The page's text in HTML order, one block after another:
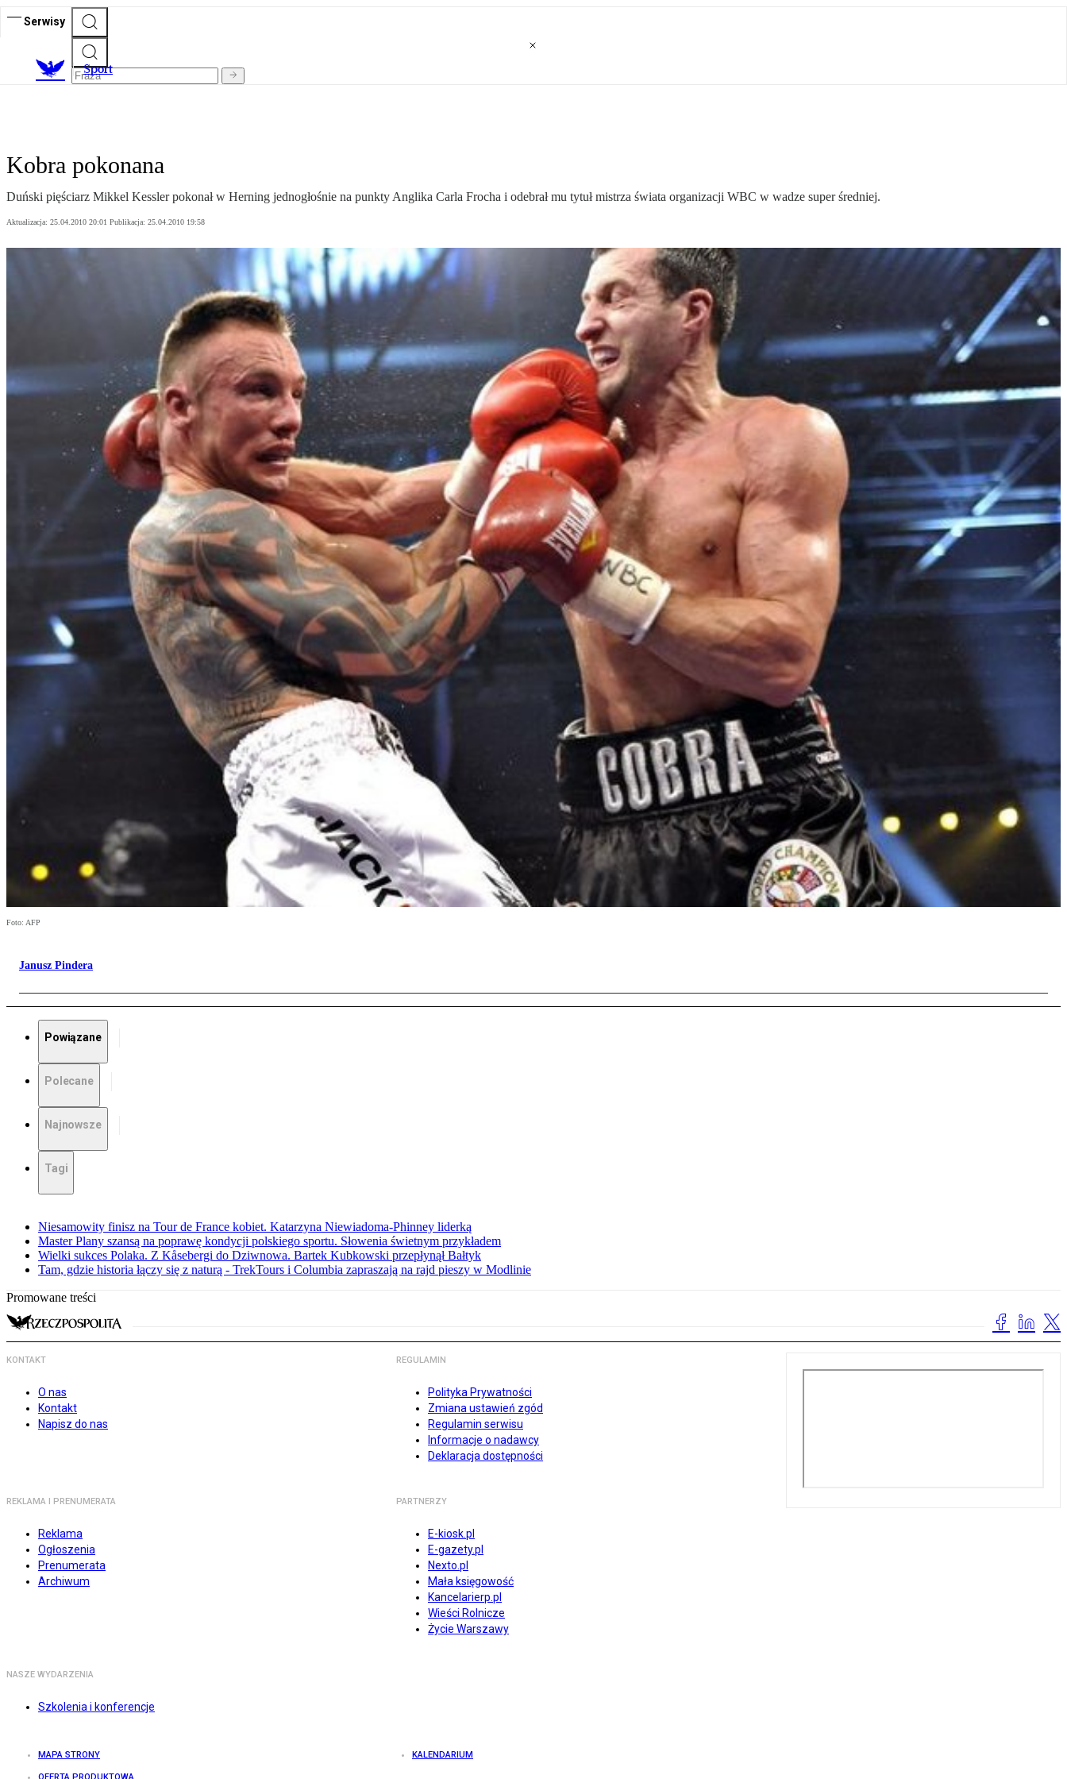
Serwisy
Sport
Kobra pokonana
Duński pięściarz Mikkel Kessler pokonał w Herning jednogłośnie na punkty Anglika Carla Frocha i odebrał mu tytuł mistrza świata organizacji WBC w wadze super średniej.
Aktualizacja: 25.04.2010 20:01 Publikacja: 25.04.2010 19:58
Foto: AFP
Janusz Pindera
Powiązane
Polecane
Najnowsze
Tagi
Niesamowity finisz na Tour de France kobiet. Katarzyna Niewiadoma-Phinney liderką
Master Plany szansą na poprawę kondycji polskiego sportu. Słowenia świetnym przykładem
Wielki sukces Polaka. Z Kåsebergi do Dziwnowa. Bartek Kubkowski przepłynął Bałtyk
Tam, gdzie historia łączy się z naturą - TrekTours i Columbia zapraszają na rajd pieszy w Modlinie
Promowane treści
KONTAKT
O nas
Kontakt
Napisz do nas
REGULAMIN
Polityka Prywatności
Zmiana ustawień zgód
Regulamin serwisu
Informacje o nadawcy
Deklaracja dostępności
REKLAMA I PRENUMERATA
Reklama
Ogłoszenia
Prenumerata
Archiwum
PARTNERZY
E-kiosk.pl
E-gazety.pl
Nexto.pl
Mała księgowość
Kancelarierp.pl
Wieści Rolnicze
Życie Warszawy
NASZE WYDARZENIA
Szkolenia i konferencje
MAPA STRONY KALENDARIUM